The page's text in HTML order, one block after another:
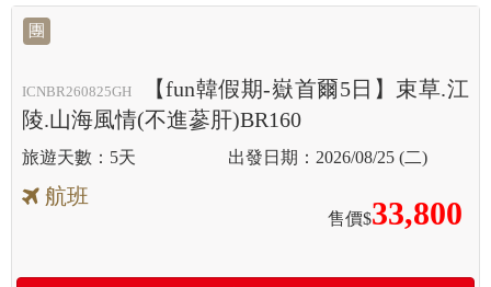
團
ICNBR260825GH
【fun韓假期-嶽首爾5日】束草.江
陵.山海風情(不進蔘肝)BR160
5天 2026/08/25 (二)
航班
售價$33,800